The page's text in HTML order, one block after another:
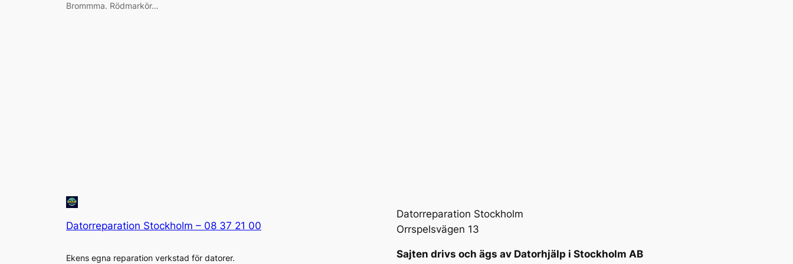
Brommma. Rödmarkör…
Datorreparation Stockholm – 08 37 21 00
Ekens egna reparation verkstad för datorer.
Datorreparation Stockholm
Orrspelsvägen 13
Sajten drivs och ägs av Datorhjälp i Stockholm AB